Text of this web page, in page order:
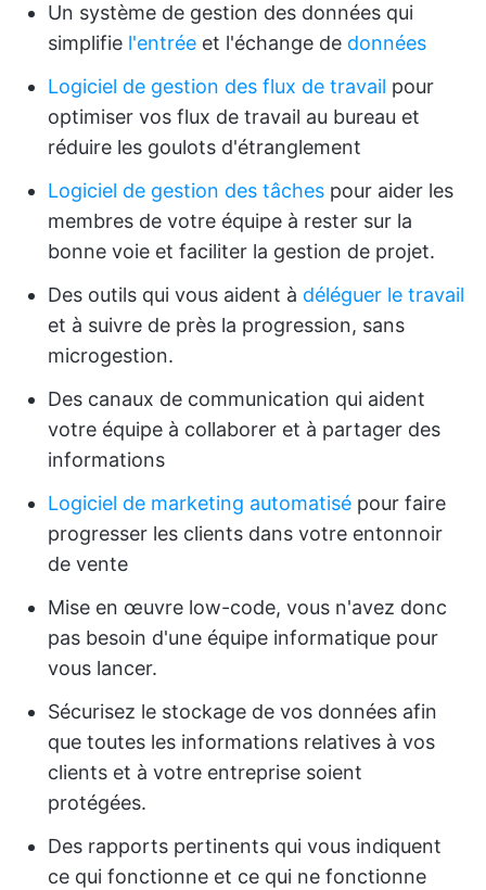
Un système de gestion des données qui
simplifie l'entrée et l'échange de données
Logiciel de gestion des flux de travail pour
optimiser vos flux de travail au bureau et
réduire les goulots d'étranglement
Logiciel de gestion des tâches pour aider les
membres de votre équipe à rester sur la
bonne voie et faciliter la gestion de projet.
Des outils qui vous aident à déléguer le travail
et à suivre de près la progression, sans
microgestion.
Des canaux de communication qui aident
votre équipe à collaborer et à partager des
informations
Logiciel de marketing automatisé pour faire
progresser les clients dans votre entonnoir
de vente
Mise en œuvre low-code, vous n'avez donc
pas besoin d'une équipe informatique pour
vous lancer.
Sécurisez le stockage de vos données afin
que toutes les informations relatives à vos
clients et à votre entreprise soient
protégées.
Des rapports pertinents qui vous indiquent
ce qui fonctionne et ce qui ne fonctionne